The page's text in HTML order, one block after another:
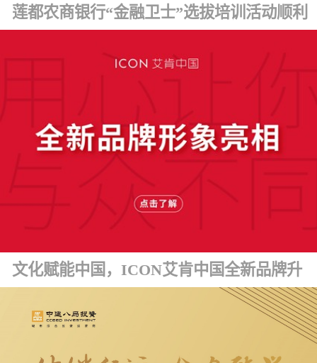
文化赋能中国，ICON艾肯中国全新品牌升级